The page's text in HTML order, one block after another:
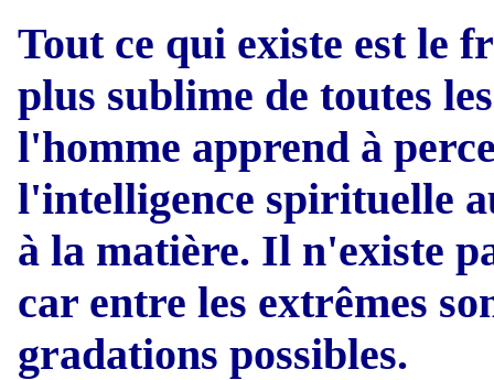
Tout ce qui existe est le
plus sublime de toutes
l'homme apprend à
l'intelligence spirituelle
à la matière. Il n'existe
car entre les extrêmes
gradations possibles.